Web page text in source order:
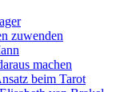
zuwenden
machen
beim Tarot